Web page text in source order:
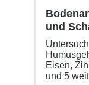
und
Eisen,
und 5